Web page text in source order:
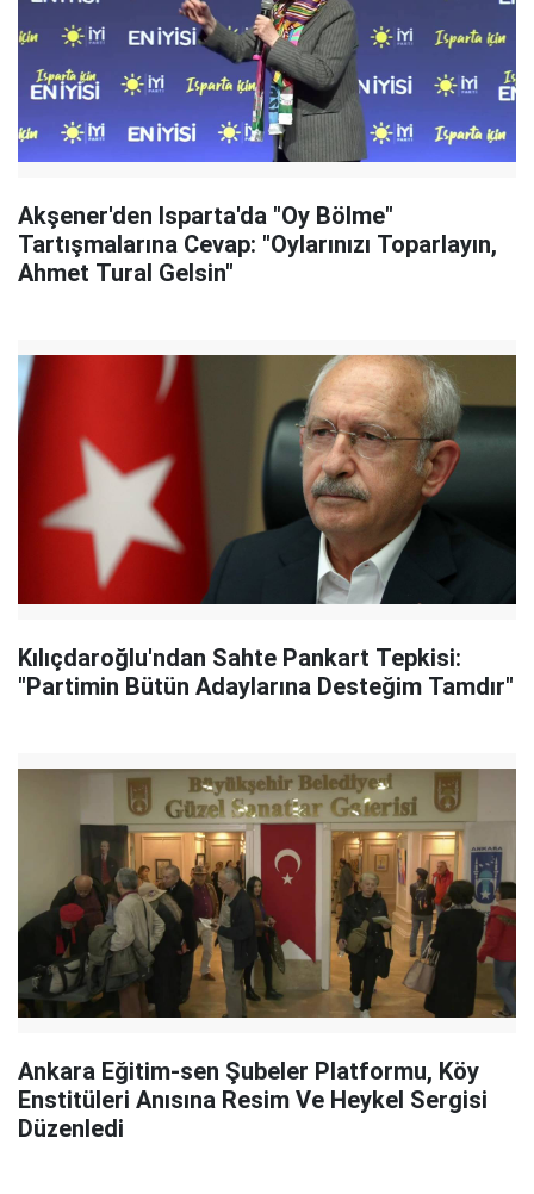
Akşener'den Isparta'da "Oy Bölme"
Tartışmalarına Cevap: "Oylarınızı Toparlayın,
Ahmet Tural Gelsin"
Kılıçdaroğlu'ndan Sahte Pankart Tepkisi:
"Partimin Bütün Adaylarına Desteğim Tamdır"
Ankara Eğitim-sen Şubeler Platformu, Köy
Enstitüleri Anısına Resim Ve Heykel Sergisi
Düzenledi